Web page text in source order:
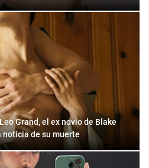
Grand, el ex novio de Blake
noticia de su muerte